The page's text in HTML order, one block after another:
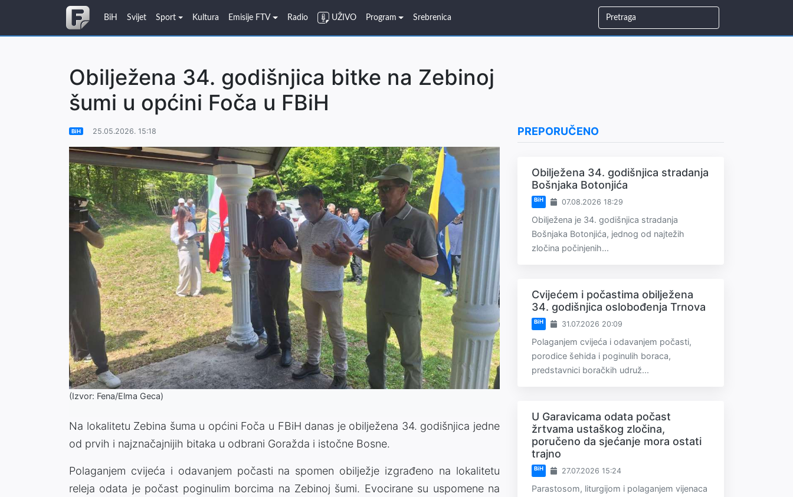
BiH Svijet Sport Kultura Emisije FTV Radio UŽIVO Program Srebrenica
Obilježena 34. godišnjica bitke na Zebinoj
šumi u općini Foča u FBiH
BiH 25.05.2026. 15:18
(Izvor: Fena/Elma Geca)
Na lokalitetu Zebina šuma u općini Foča u FBiH danas je obilježena 34. godišnjica jedne
od prvih i najznačajnijih bitaka u odbrani Goražda i istočne Bosne.
Polaganjem cvijeća i odavanjem počasti na spomen obilježje izgrađeno na lokalitetu
releja odata je počast poginulim borcima na Zebinoj šumi. Evocirane su uspomene na
PREPORUČENO
Obilježena 34. godišnjica stradanja
Bošnjaka Botonjića
BiH 07.08.2026 18:29
Obilježena je 34. godišnjica stradanja
Bošnjaka Botonjića, jednog od najtežih
zločina počinjenih...
Cvijećem i počastima obilježena
34. godišnjica oslobođenja Trnova
BiH 31.07.2026 20:09
Polaganjem cvijeća i odavanjem počasti,
porodice šehida i poginulih boraca,
predstavnici boračkih udruž...
U Garavicama odata počast
žrtvama ustaškog zločina,
poručeno da sjećanje mora ostati
trajno
BiH 27.07.2026 15:24
Parastosom, liturgijom i polaganjem vijenaca